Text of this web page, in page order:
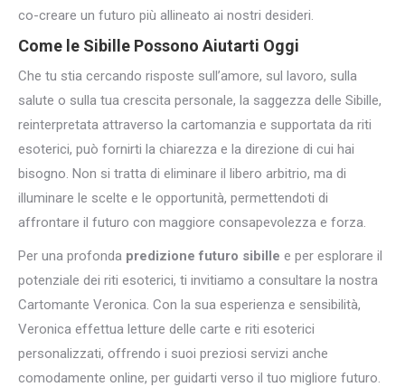
co-creare un futuro più allineato ai nostri desideri.
Come le Sibille Possono Aiutarti Oggi
Che tu stia cercando risposte sull’amore, sul lavoro, sulla
salute o sulla tua crescita personale, la saggezza delle Sibille,
reinterpretata attraverso la cartomanzia e supportata da riti
esoterici, può fornirti la chiarezza e la direzione di cui hai
bisogno. Non si tratta di eliminare il libero arbitrio, ma di
illuminare le scelte e le opportunità, permettendoti di
affrontare il futuro con maggiore consapevolezza e forza.
Per una profonda predizione futuro sibille e per esplorare il
potenziale dei riti esoterici, ti invitiamo a consultare la nostra
Cartomante Veronica. Con la sua esperienza e sensibilità,
Veronica effettua letture delle carte e riti esoterici
personalizzati, offrendo i suoi preziosi servizi anche
comodamente online, per guidarti verso il tuo migliore futuro.